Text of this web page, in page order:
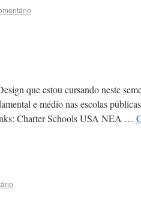
que estou cursando neste
e médio nas escolas
Charter Schools USA NEA …